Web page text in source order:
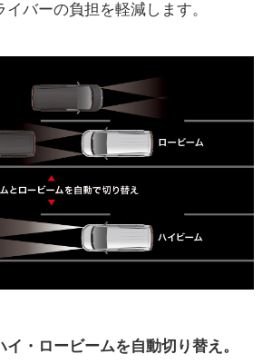
イバーの負担を軽減します。
・ロービームを自動切り替え。